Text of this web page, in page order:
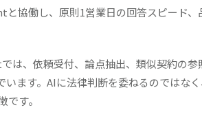
と協働し、原則1営業日の回答スピード
は、依頼受付、論点抽出、類似契約の参
ます。AIに法律判断を委ねるのではな
す。